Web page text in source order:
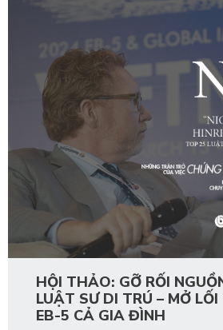
HỘI THẢO: GỠ RỐI
LUẬT SƯ DI TRÚ – MỞ
EB-5 CẢ GIA ĐÌNH